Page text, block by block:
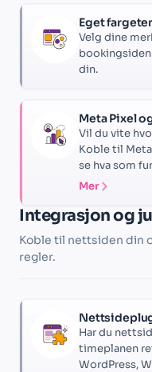
Eget
Velg dine
din.
Meta Pixel
Vil du vite
Koble til
se hva som
Mer
Integrasjon og
Koble til nettsiden din
regler.
Har du
timeplanen
WordPress,